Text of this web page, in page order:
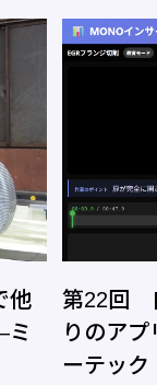
他
ミ
第22回
りのア
ーテック